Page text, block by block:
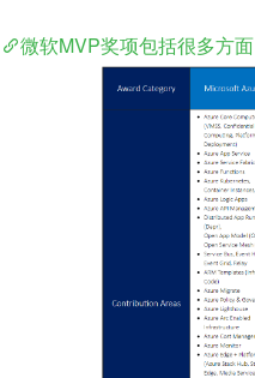
微软MVP奖项包括很多方面